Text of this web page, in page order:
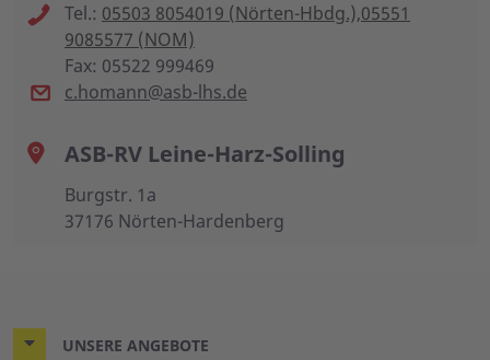
Tel.: 05503 8054019 (Nörten-Hbdg.),05551
9085577 (NOM)
Fax: 05522 999469
c.homann@asb-lhs.de
ASB-RV Leine-Harz-Solling
Burgstr. 1a
37176 Nörten-Hardenberg
UNSERE ANGEBOTE